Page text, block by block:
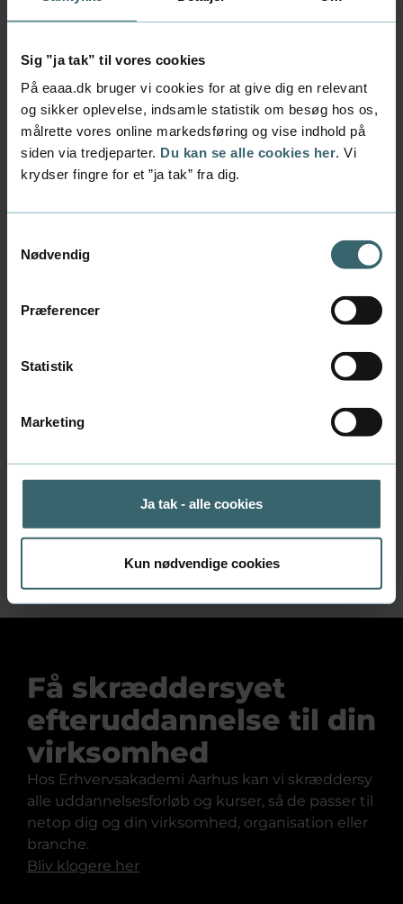
Sig ”ja tak” til vores cookies
På eaaa.dk bruger vi cookies for at give dig en relevant
og sikker oplevelse, indsamle statistik om besøg hos os,
målrette vores online markedsføring og vise indhold på
siden via tredjeparter. Du kan se alle cookies her. Vi
krydser fingre for et ”ja tak” fra dig.
Nødvendig
Præferencer
Statistik
Marketing
Ja tak - alle cookies
Kun nødvendige cookies
kapitalafkastordning.
belåningsværdi, for alle typer lån og alle typer
sikkerheder.
Vurdere kundens forsikringsforhold, primært
livsforsikringer og tab af erhvervsevne
forsikringer.
Kreditvurdere byggesag vedr. privat byggeri,
investeringsplanen og finansieringsplanen,
generelt.
kreditværdighed, herunder fx arbejdsløshed,
ydelser mv.
Vurdere konsekvensen og risikoen ved fx
realkreditgæld, boligprisudvikling m.v.
Anvende metoder og strategier til
engagementer.
Få skræddersyet
efteruddannelse til din
virksomhed
Hos Erhvervsakademi Aarhus kan vi skræddersy
alle uddannelsesforløb og kurser, så de passer til
netop dig og din virksomhed, organisation eller
branche.
Bliv klogere her